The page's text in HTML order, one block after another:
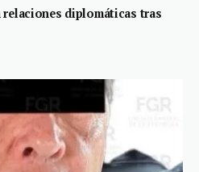
diplomáticas tras